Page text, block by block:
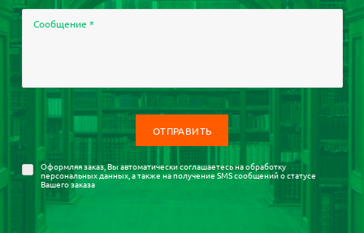
Сообщение *
Оформляя заказ, Вы автоматически соглашаетесь наобработку
персональных данных, а также на получение SMS сообщений о статусе
Вашего заказа